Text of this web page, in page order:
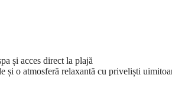
și acces direct la plajă
și o atmosferă relaxantă cu priveliști